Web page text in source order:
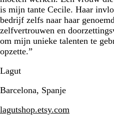
is mijn tante Cecile. Haar
bedrijf zelfs naar haar
zelfvertrouwen en
om mijn unieke talenten te
opzette.”
Lagut
Barcelona, Spanje
lagutshop.etsy.com